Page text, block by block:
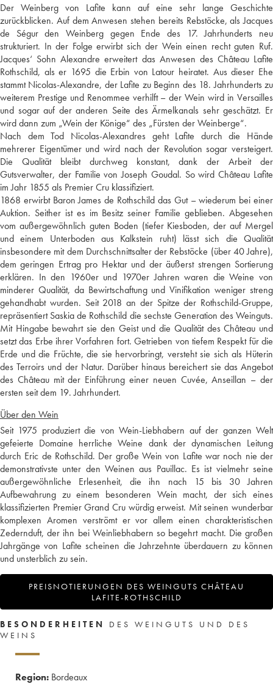
Der Weinberg von Lafite kann auf eine sehr lange Geschichte
zurückblicken. Auf dem Anwesen stehen bereits Rebstöcke, als Jacques
de Ségur den Weinberg gegen Ende des 17. Jahrhunderts neu
strukturiert. In der Folge erwirbt sich der Wein einen recht guten Ruf.
Jacques‘ Sohn Alexandre erweitert das Anwesen des Château Lafite
Rothschild, als er 1695 die Erbin von Latour heiratet. Aus dieser Ehe
stammt Nicolas-Alexandre, der Lafite zu Beginn des 18. Jahrhunderts zu
weiterem Prestige und Renommee verhilft – der Wein wird in Versailles
und sogar auf der anderen Seite des Ärmelkanals sehr geschätzt. Er
wird dann zum „Wein der Könige“ des „Fürsten der Weinberge“.
Nach dem Tod Nicolas-Alexandres geht Lafite durch die Hände
mehrerer Eigentümer und wird nach der Revolution sogar versteigert.
Die Qualität bleibt durchweg konstant, dank der Arbeit der
Gutsverwalter, der Familie von Joseph Goudal. So wird Château Lafite
im Jahr 1855 als Premier Cru klassifiziert.
1868 erwirbt Baron James de Rothschild das Gut – wiederum bei einer
Auktion. Seither ist es im Besitz seiner Familie geblieben. Abgesehen
vom außergewöhnlich guten Boden (tiefer Kiesboden, der auf Mergel
und einem Unterboden aus Kalkstein ruht) lässt sich die Qualität
insbesondere mit dem Durchschnittsalter der Rebstöcke (über 40 Jahre),
dem geringen Ertrag pro Hektar und der äußerst strengen Sortierung
erklären. In den 1960er und 1970er Jahren waren die Weine von
minderer Qualität, da Bewirtschaftung und Vinifikation weniger streng
gehandhabt wurden. Seit 2018 an der Spitze der Rothschild-Gruppe,
repräsentiert Saskia de Rothschild die sechste Generation des Weinguts.
Mit Hingabe bewahrt sie den Geist und die Qualität des Château und
setzt das Erbe ihrer Vorfahren fort. Getrieben von tiefem Respekt für die
Erde und die Früchte, die sie hervorbringt, versteht sie sich als Hüterin
des Terroirs und der Natur. Darüber hinaus bereichert sie das Angebot
des Château mit der Einführung einer neuen Cuvée, Anseillan – der
ersten seit dem 19. Jahrhundert.
Über den Wein
Seit 1975 produziert die von Wein-Liebhabern auf der ganzen Welt
gefeierte Domaine herrliche Weine dank der dynamischen Leitung
durch Eric de Rothschild. Der große Wein von Lafite war noch nie der
demonstrativste unter den Weinen aus Pauillac. Es ist vielmehr seine
außergewöhnliche Erlesenheit, die ihn nach 15 bis 30 Jahren
Aufbewahrung zu einem besonderen Wein macht, der sich eines
klassifizierten Premier Grand Cru würdig erweist. Mit seinen wunderbar
komplexen Aromen verströmt er vor allem einen charakteristischen
Zedernduft, der ihn bei Weinliebhabern so begehrt macht. Die großen
Jahrgänge von Lafite scheinen die Jahrzehnte überdauern zu können
und unsterblich zu sein.
PREISNOTIERUNGEN DES WEINGUTS CHÂTEAU
LAFITE-ROTHSCHILD
BESONDERHEITEN
DES WEINGUTS UND DES
WEINS
Region: Bordeaux